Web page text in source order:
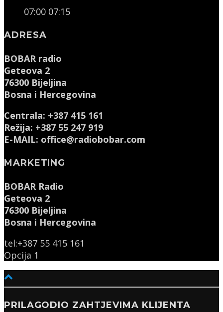
07:00 07:15
ADRESA
BOBAR radio
Geteova 2
76300 Bijeljina
Bosna i Hercegovina
Centrala: +387 415 161
Režija: +387 55 247 919
E-MAIL: office@radiobobar.com
MARKETING
BOBAR Radio
Geteova 2
76300 Bijeljina
Bosna i Hercegovina
tel:+387 55 415 161
Opcija 1
PRILAGODIO ZAHTJEVIMA KLIJENTA